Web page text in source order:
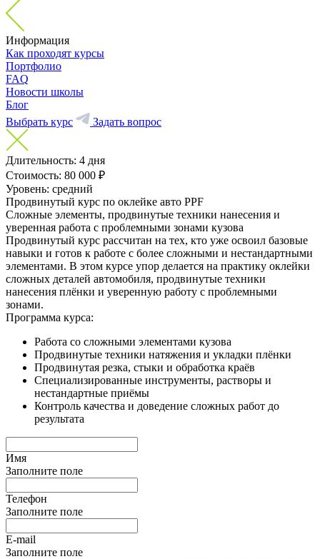
Информация
Как проходят курсы
Портфолио
FAQ
Новости школы
Блог
Выбрать курс
Задать вопрос
Длительность: 4 дня
Стоимость: 80 000 ₽
Уровень: средний
Продвинутый курс по оклейке авто PPF
Сложные элементы, продвинутые техники нанесения и
уверенная работа с проблемными зонами кузова
Продвинутый курс рассчитан на тех, кто уже освоил базовые
навыки и готов к работе с более сложными и нестандартными
элементами. В этом курсе упор делается на практику оклейки
сложных деталей автомобиля, продвинутые техники
нанесения плёнки и уверенную работу с проблемными
зонами.
Программа курса:
Работа со сложными элементами кузова
Продвинутые техники натяжения и укладки плёнки
Продвинутая резка, стыки и обработка краёв
Специализированные инструменты, растворы и
нестандартные приёмы
Контроль качества и доведение сложных работ до
результата
Имя
Заполните поле
Телефон
Заполните поле
E-mail
Заполните поле